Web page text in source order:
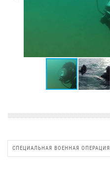
СПЕЦИАЛЬНАЯ ВОЕННАЯ ОПЕРАЦИЯ